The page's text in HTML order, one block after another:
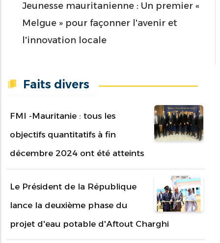
Jeunesse mauritanienne : Un premier «
Melgue » pour façonner l'avenir et
l'innovation locale
Faits divers
FMI -Mauritanie : tous les
objectifs quantitatifs à fin
décembre 2024 ont été atteints
Le Président de la République
lance la deuxième phase du
projet d'eau potable d'Aftout Charghi